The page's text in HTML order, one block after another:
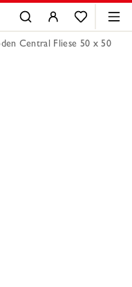
Central Fliese 50 x 50